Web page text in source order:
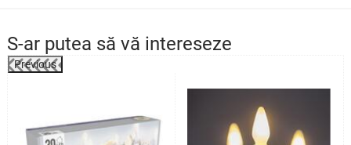
S-ar putea să vă intereseze
Previous